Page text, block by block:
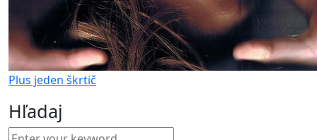
Plus jeden škrtič
Hľadaj